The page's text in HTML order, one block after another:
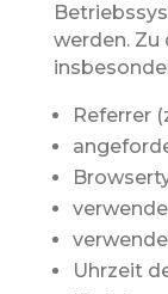
werden. Zu
Referrer
Uhrzeit